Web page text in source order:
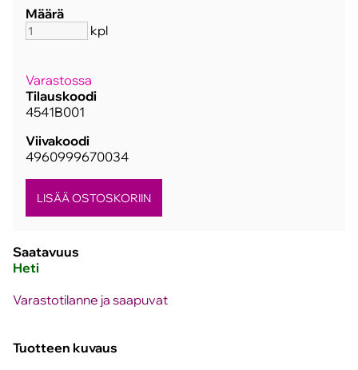
Määrä
kpl
Varastossa
Tilauskoodi
4541B001
Viivakoodi
4960999670034
Saatavuus
Heti
Varastotilanne ja saapuvat
Tuotteen kuvaus